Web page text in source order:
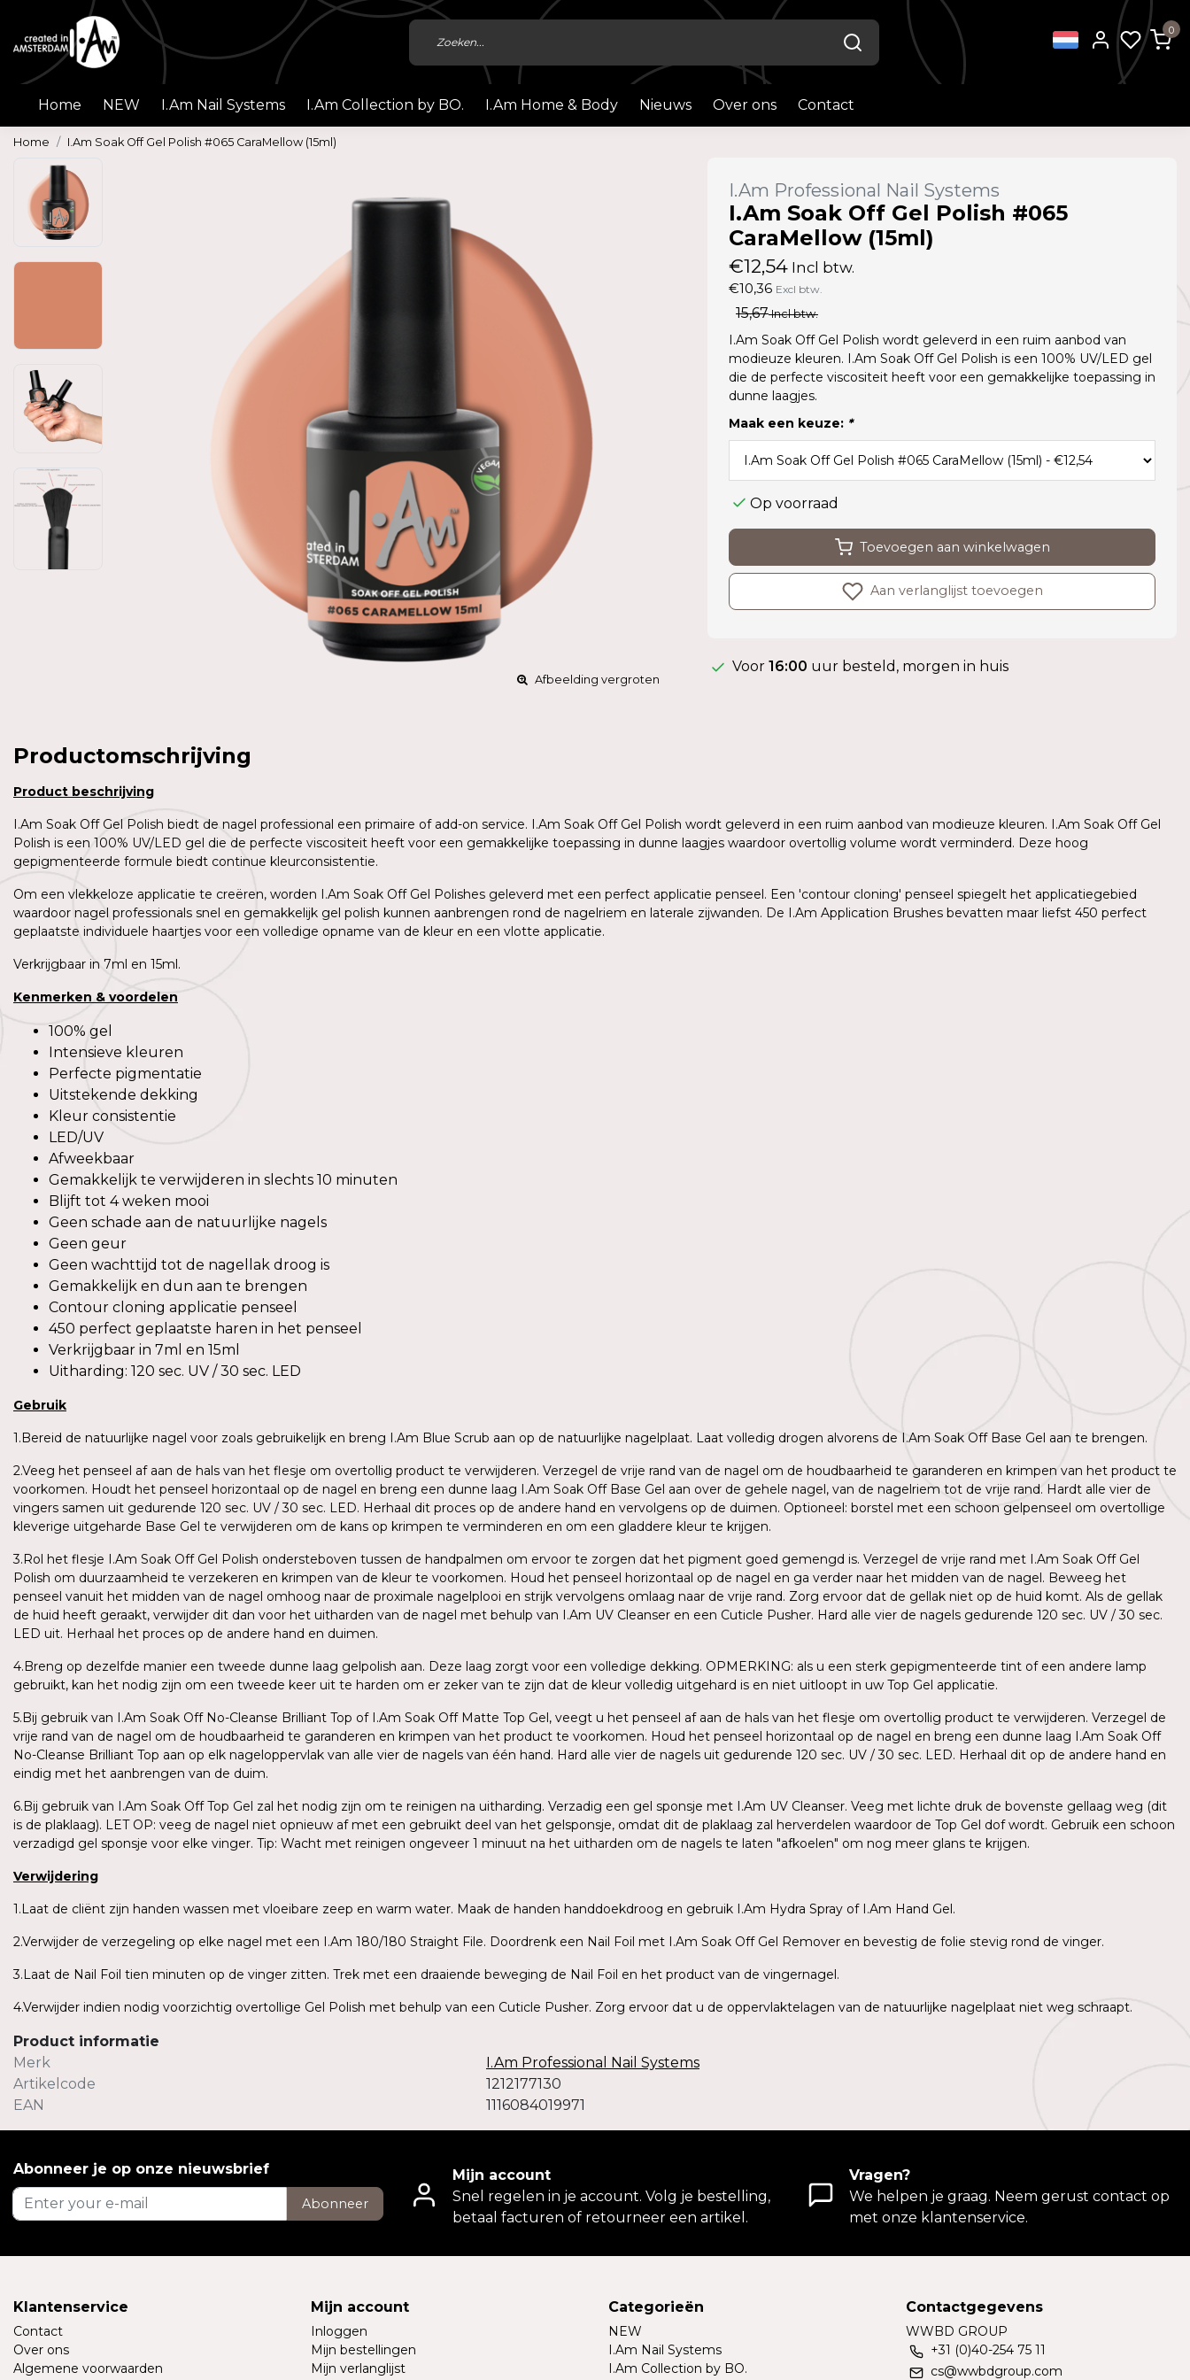
0
Home NEW I.Am Nail Systems I.Am Collection by BO. I.Am Home & Body Nieuws Over ons Contact
Home I.Am Soak Off Gel Polish #065 CaraMellow (15ml)
Afbeelding vergroten
I.Am Professional Nail Systems
I.Am Soak Off Gel Polish #065
CaraMellow (15ml)
€12,54 Incl btw.
€10,36 Excl btw.
15,67Incl btw.
I.Am Soak Off Gel Polish wordt geleverd in een ruim aanbod van
modieuze kleuren. I.Am Soak Off Gel Polish is een 100% UV/LED gel
die de perfecte viscositeit heeft voor een gemakkelijke toepassing in
dunne laagjes.
Maak een keuze: *
Op voorraad
Toevoegen aan winkelwagen
Aan verlanglijst toevoegen
Voor 16:00 uur besteld, morgen in huis
Productomschrijving
Product beschrijving
I.Am Soak Off Gel Polish biedt de nagel professional een primaire of add-on service. I.Am Soak Off Gel Polish wordt geleverd in een ruim aanbod van modieuze kleuren. I.Am Soak Off Gel
Polish is een 100% UV/LED gel die de perfecte viscositeit heeft voor een gemakkelijke toepassing in dunne laagjes waardoor overtollig volume wordt verminderd. Deze hoog
gepigmenteerde formule biedt continue kleurconsistentie.
Om een vlekkeloze applicatie te creëren, worden I.Am Soak Off Gel Polishes geleverd met een perfect applicatie penseel. Een 'contour cloning' penseel spiegelt het applicatiegebied
waardoor nagel professionals snel en gemakkelijk gel polish kunnen aanbrengen rond de nagelriem en laterale zijwanden. De I.Am Application Brushes bevatten maar liefst 450 perfect
geplaatste individuele haartjes voor een volledige opname van de kleur en een vlotte applicatie.
Verkrijgbaar in 7ml en 15ml.
Kenmerken & voordelen
100% gel
Intensieve kleuren
Perfecte pigmentatie
Uitstekende dekking
Kleur consistentie
LED/UV
Afweekbaar
Gemakkelijk te verwijderen in slechts 10 minuten
Blijft tot 4 weken mooi
Geen schade aan de natuurlijke nagels
Geen geur
Geen wachttijd tot de nagellak droog is
Gemakkelijk en dun aan te brengen
Contour cloning applicatie penseel
450 perfect geplaatste haren in het penseel
Verkrijgbaar in 7ml en 15ml
Uitharding: 120 sec. UV / 30 sec. LED
Gebruik
1.Bereid de natuurlijke nagel voor zoals gebruikelijk en breng I.Am Blue Scrub aan op de natuurlijke nagelplaat. Laat volledig drogen alvorens de I.Am Soak Off Base Gel aan te brengen.
2.Veeg het penseel af aan de hals van het flesje om overtollig product te verwijderen. Verzegel de vrije rand van de nagel om de houdbaarheid te garanderen en krimpen van het product te
voorkomen. Houdt het penseel horizontaal op de nagel en breng een dunne laag I.Am Soak Off Base Gel aan over de gehele nagel, van de nagelriem tot de vrije rand. Hardt alle vier de
vingers samen uit gedurende 120 sec. UV / 30 sec. LED. Herhaal dit proces op de andere hand en vervolgens op de duimen. Optioneel: borstel met een schoon gelpenseel om overtollige
kleverige uitgeharde Base Gel te verwijderen om de kans op krimpen te verminderen en om een gladdere kleur te krijgen.
3.Rol het flesje I.Am Soak Off Gel Polish ondersteboven tussen de handpalmen om ervoor te zorgen dat het pigment goed gemengd is. Verzegel de vrije rand met I.Am Soak Off Gel
Polish om duurzaamheid te verzekeren en krimpen van de kleur te voorkomen. Houd het penseel horizontaal op de nagel en ga verder naar het midden van de nagel. Beweeg het
penseel vanuit het midden van de nagel omhoog naar de proximale nagelplooi en strijk vervolgens omlaag naar de vrije rand. Zorg ervoor dat de gellak niet op de huid komt. Als de gellak
de huid heeft geraakt, verwijder dit dan voor het uitharden van de nagel met behulp van I.Am UV Cleanser en een Cuticle Pusher. Hard alle vier de nagels gedurende 120 sec. UV / 30 sec.
LED uit. Herhaal het proces op de andere hand en duimen.
4.Breng op dezelfde manier een tweede dunne laag gelpolish aan. Deze laag zorgt voor een volledige dekking. OPMERKING: als u een sterk gepigmenteerde tint of een andere lamp
gebruikt, kan het nodig zijn om een tweede keer uit te harden om er zeker van te zijn dat de kleur volledig uitgehard is en niet uitloopt in uw Top Gel applicatie.
5.Bij gebruik van I.Am Soak Off No-Cleanse Brilliant Top of I.Am Soak Off Matte Top Gel, veegt u het penseel af aan de hals van het flesje om overtollig product te verwijderen. Verzegel de
vrije rand van de nagel om de houdbaarheid te garanderen en krimpen van het product te voorkomen. Houd het penseel horizontaal op de nagel en breng een dunne laag I.Am Soak Off
No-Cleanse Brilliant Top aan op elk nageloppervlak van alle vier de nagels van één hand. Hard alle vier de nagels uit gedurende 120 sec. UV / 30 sec. LED. Herhaal dit op de andere hand en
eindig met het aanbrengen van de duim.
6.Bij gebruik van I.Am Soak Off Top Gel zal het nodig zijn om te reinigen na uitharding. Verzadig een gel sponsje met I.Am UV Cleanser. Veeg met lichte druk de bovenste gellaag weg (dit
is de plaklaag). LET OP: veeg de nagel niet opnieuw af met een gebruikt deel van het gelsponsje, omdat dit de plaklaag zal herverdelen waardoor de Top Gel dof wordt. Gebruik een schoon
verzadigd gel sponsje voor elke vinger. Tip: Wacht met reinigen ongeveer 1 minuut na het uitharden om de nagels te laten "afkoelen" om nog meer glans te krijgen.
Verwijdering
1.Laat de cliënt zijn handen wassen met vloeibare zeep en warm water. Maak de handen handdoekdroog en gebruik I.Am Hydra Spray of I.Am Hand Gel.
2.Verwijder de verzegeling op elke nagel met een I.Am 180/180 Straight File. Doordrenk een Nail Foil met I.Am Soak Off Gel Remover en bevestig de folie stevig rond de vinger.
3.Laat de Nail Foil tien minuten op de vinger zitten. Trek met een draaiende beweging de Nail Foil en het product van de vingernagel.
4.Verwijder indien nodig voorzichtig overtollige Gel Polish met behulp van een Cuticle Pusher. Zorg ervoor dat u de oppervlaktelagen van de natuurlijke nagelplaat niet weg schraapt.
Product informatie
Merk
I.Am Professional Nail Systems
Artikelcode
1212177130
EAN
1116084019971
Abonneer je op onze nieuwsbrief
Abonneer
Mijn account
Snel regelen in je account. Volg je bestelling,
betaal facturen of retourneer een artikel.
Vragen?
We helpen je graag. Neem gerust contact op
met onze klantenservice.
Klantenservice
Contact
Over ons
Algemene voorwaarden
Mijn account
Inloggen
Mijn bestellingen
Mijn verlanglijst
Categorieën
NEW
I.Am Nail Systems
I.Am Collection by BO.
Contactgegevens
WWBD GROUP
+31 (0)40-254 75 11
cs@wwbdgroup.com